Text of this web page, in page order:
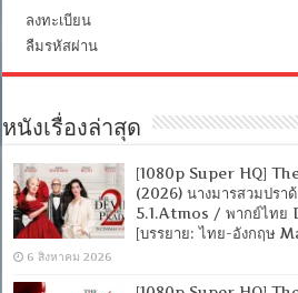
ลงทะเบียน
ลืมรหัสผ่าน
หนังเรื่องล่าสุด
[1080p Super HQ]
(2026) นางมารสวมปรา
5.1.Atmos / พากย์ไทย
[บรรยาย: ไทย-อังกฤษ
6 สิงหาคม 2026